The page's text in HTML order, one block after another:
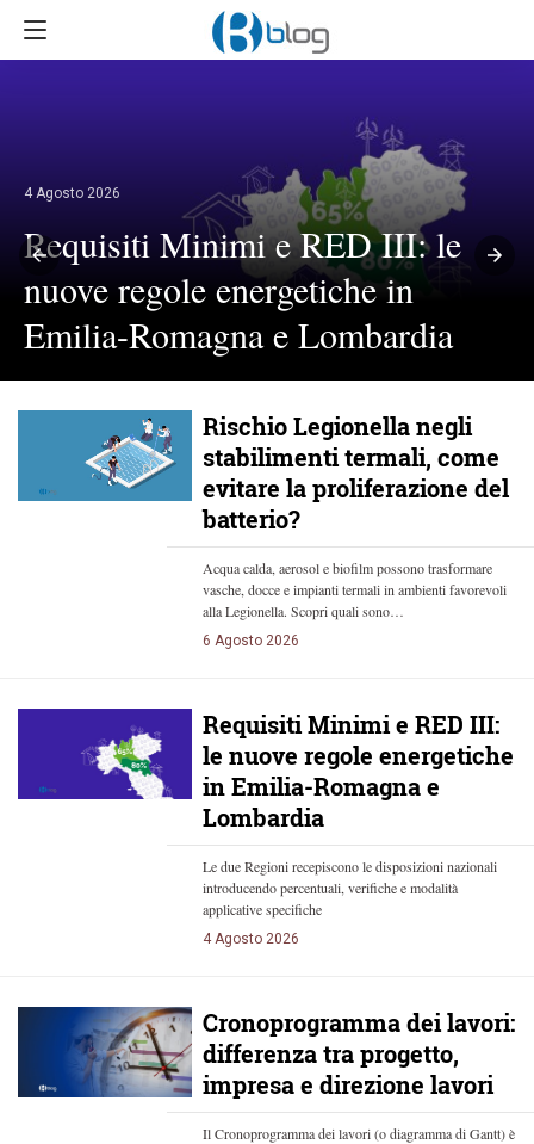
4 Agosto 2026
Requisiti Minimi e RED III: le
nuove regole energetiche in
Emilia-Romagna e Lombardia
Rischio Legionella negli
stabilimenti termali, come
evitare la proliferazione del
batterio?
Acqua calda, aerosol e biofilm possono trasformare
vasche, docce e impianti termali in ambienti favorevoli
alla Legionella. Scopri quali sono…
6 Agosto 2026
Requisiti Minimi e RED III:
le nuove regole energetiche
in Emilia-Romagna e
Lombardia
Le due Regioni recepiscono le disposizioni nazionali
introducendo percentuali, verifiche e modalità
applicative specifiche
4 Agosto 2026
Cronoprogramma dei lavori:
differenza tra progetto,
impresa e direzione lavori
Il Cronoprogramma dei lavori (o diagramma di Gantt) è